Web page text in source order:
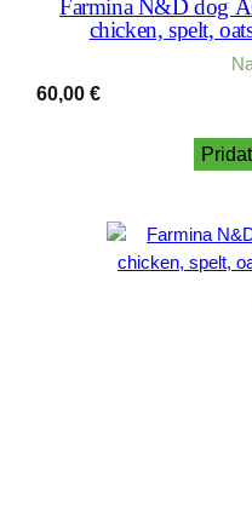
Farmina N&D dog
chicken, spelt,
60,00 €